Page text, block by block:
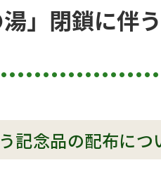
」閉鎖に伴
記念品の配布につ